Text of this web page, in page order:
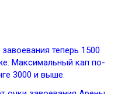
теперь 1500
Максимальный кап по-
3000 и выше.